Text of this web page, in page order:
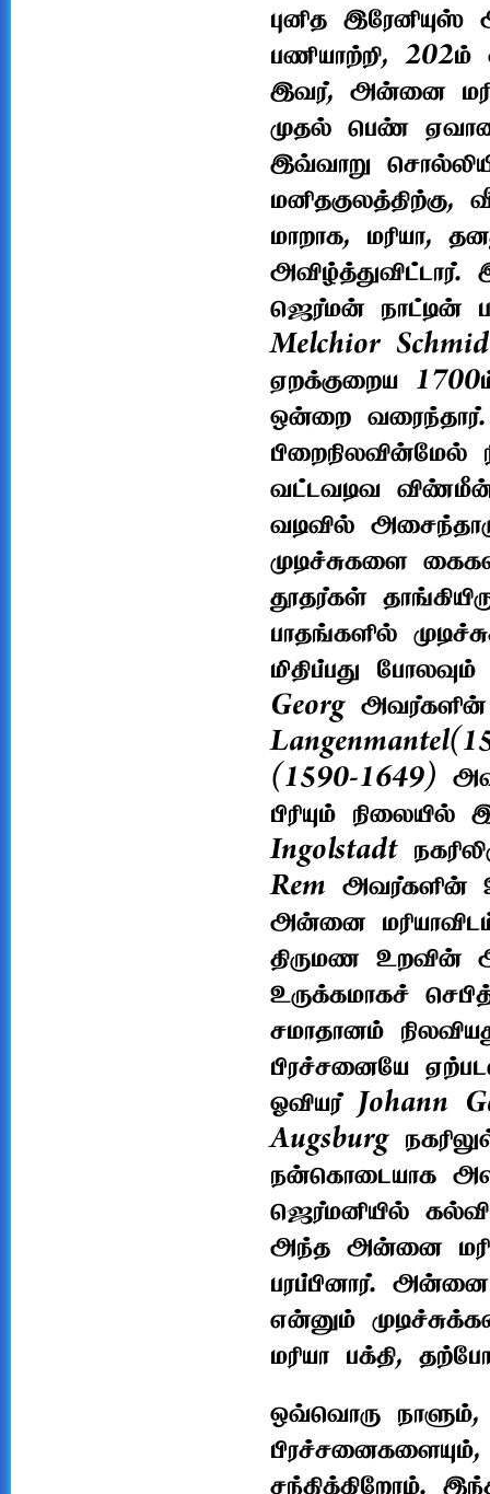
புனித
பணியாற்றி,
இவர், அன்னை
முதல் பெண்
இவ்வாறு
மாறாக, மரியா,
ஜெர்மன் நாட்டின்
Melchior
ஏறக்குறைய
ஒன்றை வரைந்தார்.
வட்டவடிவ
வடிவில்
முடிச்சுகளை
தூதர்கள்
பாதங்களில்
மிதிப்பது
Georg
(1590-1649)
பிரியும்
Ingolstadt
Rem அவர்களின்
அன்னை
திருமண உறவின்
உருக்கமாகச்
சமாதானம்
பிரச்சனையே
ஓவியர் Johann
Augsburg
நன்கொடையாக
ஜெர்மனியில்
அந்த அன்னை
பரப்பினார்.
என்னும்
மரியா பக்தி,
ஒவ்வொரு